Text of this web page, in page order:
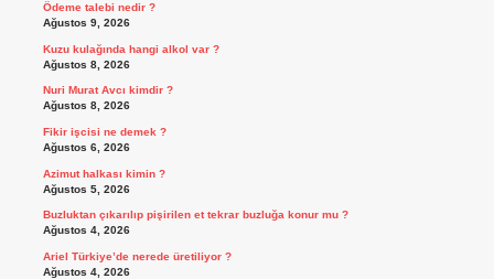
Ödeme talebi nedir ?
Ağustos 9, 2026
Kuzu kulağında hangi alkol var ?
Ağustos 8, 2026
Nuri Murat Avcı kimdir ?
Ağustos 8, 2026
Fikir işcisi ne demek ?
Ağustos 6, 2026
Azimut halkası kimin ?
Ağustos 5, 2026
Buzluktan çıkarılıp pişirilen et tekrar buzluğa konur mu ?
Ağustos 4, 2026
Ariel Türkiye’de nerede üretiliyor ?
Ağustos 4, 2026